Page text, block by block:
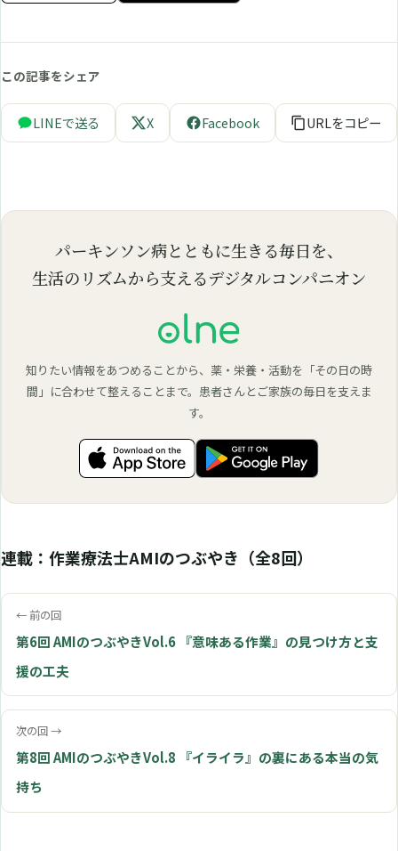
この記事をシェア
LINEで送る X Facebook URLをコピー
パーキンソン病とともに生きる毎日を、
生活のリズムから支えるデジタルコンパニオン
知りたい情報をあつめることから、薬・栄養・活動を「その日の時
間」に合わせて整えることまで。患者さんとご家族の毎日を支えま
す。
連載：作業療法士AMIのつぶやき（全8回）
← 前の回
第6回 AMIのつぶやきVol.6 『意味ある作業』の見つけ方と支
援の工夫
次の回 →
第8回 AMIのつぶやきVol.8 『イライラ』の裏にある本当の気
持ち